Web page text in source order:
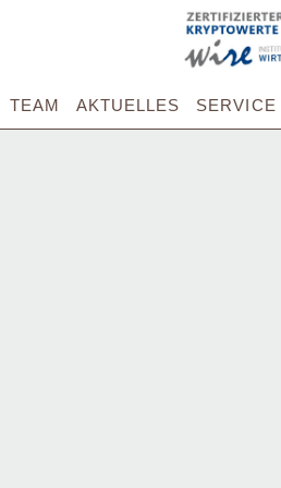
TEAM AKTUELLES SERVICE